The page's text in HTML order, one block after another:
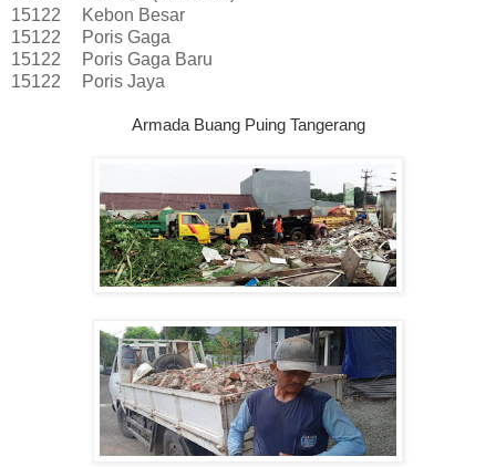
15122
Kebon Besar
15122
Poris Gaga
15122
Poris Gaga Baru
15122
Poris Jaya
Armada Buang Puing Tangerang